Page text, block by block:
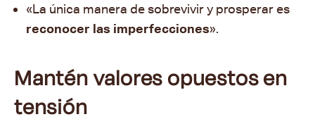
«La única manera de sobrevivir y prosperar es
reconocer las imperfecciones».
Mantén valores opuestos en
tensión